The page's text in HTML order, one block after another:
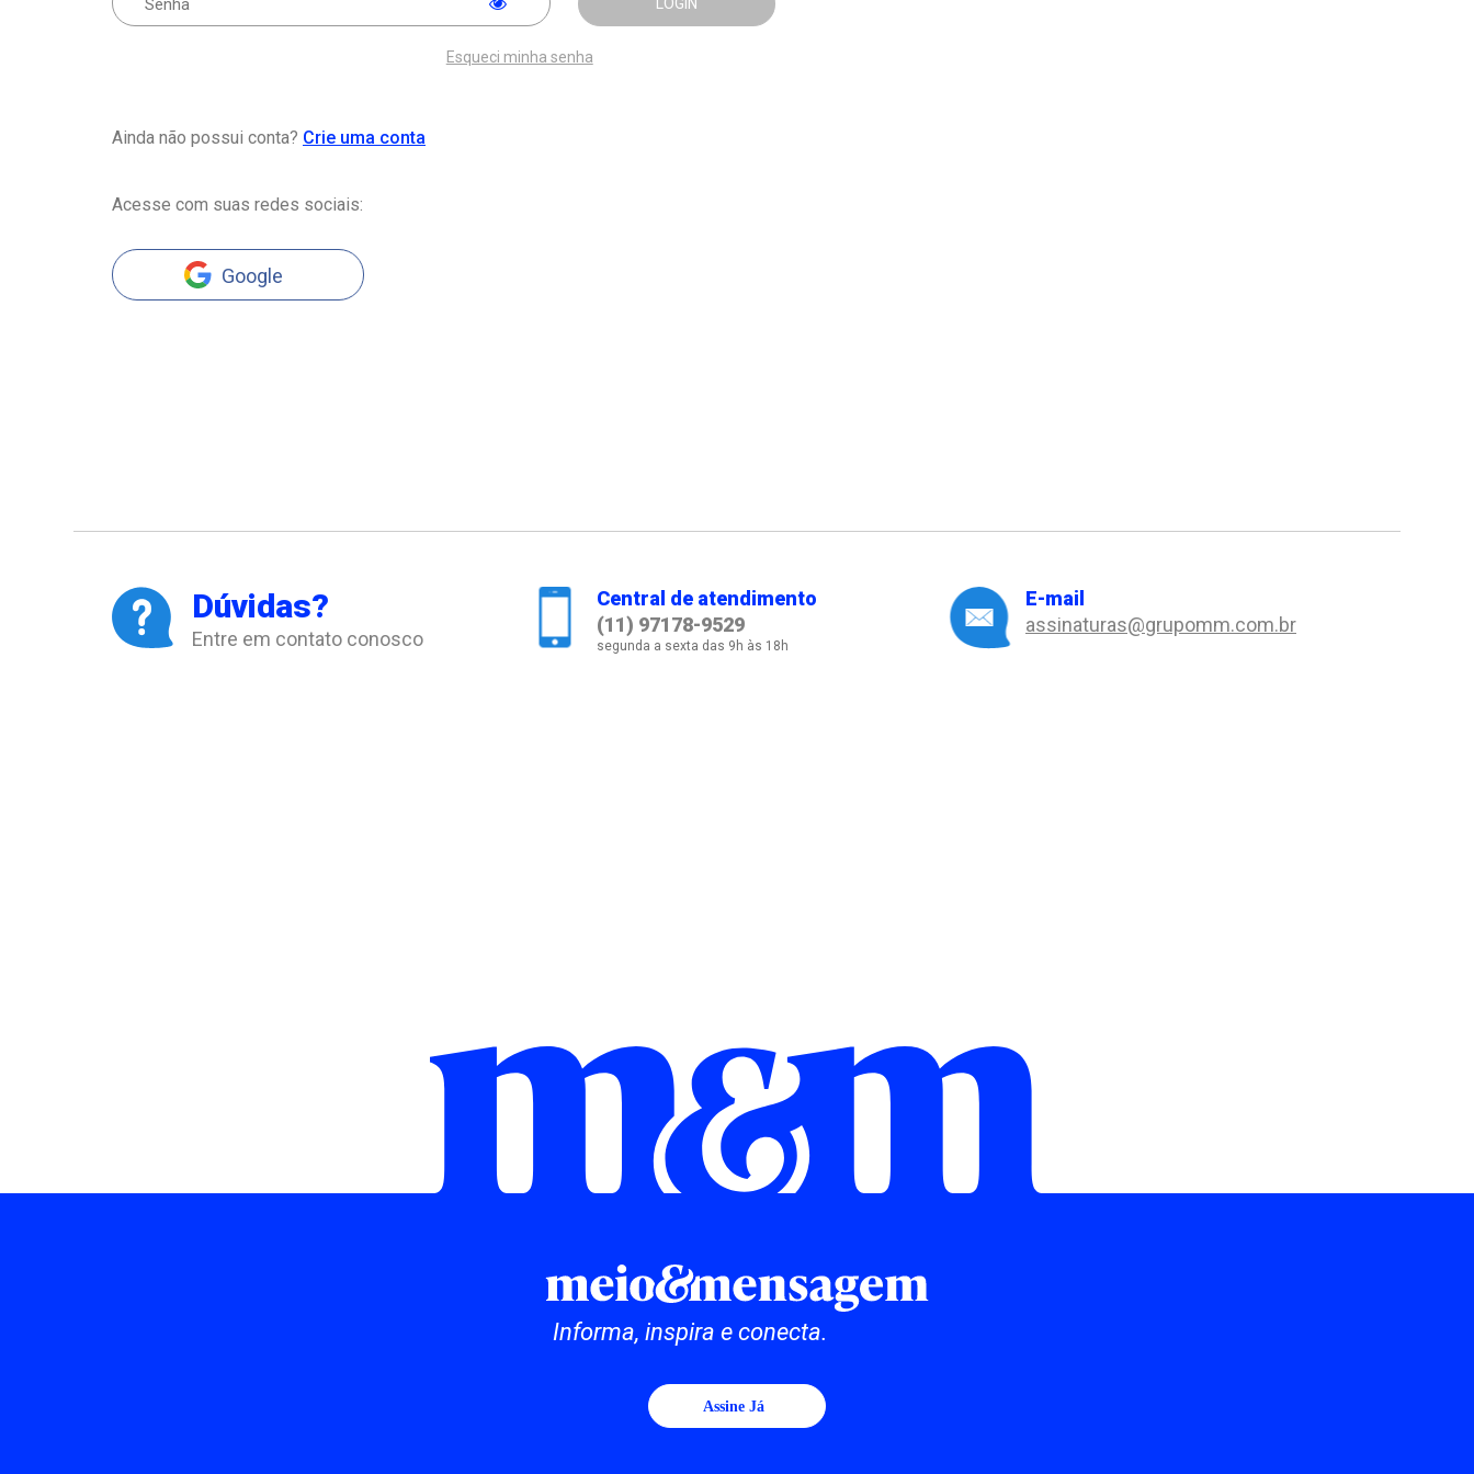
Esqueci minha senha
Ainda não possui conta? Crie uma conta
Acesse com suas redes sociais:
Google
Dúvidas?
Entre em contato conosco
Central de atendimento
(11) 97178-9529
segunda a sexta das 9h às 18h
E-mail
assinaturas@grupomm.com.br
Informa, inspira e conecta.
Assine Já